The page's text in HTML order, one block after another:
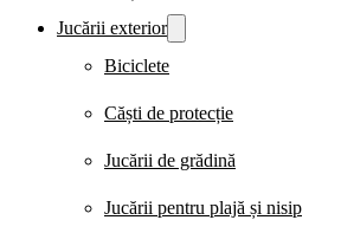
Jucării exterior
Biciclete
Căști de protecție
Jucării de grădină
Jucării pentru plajă și nisip